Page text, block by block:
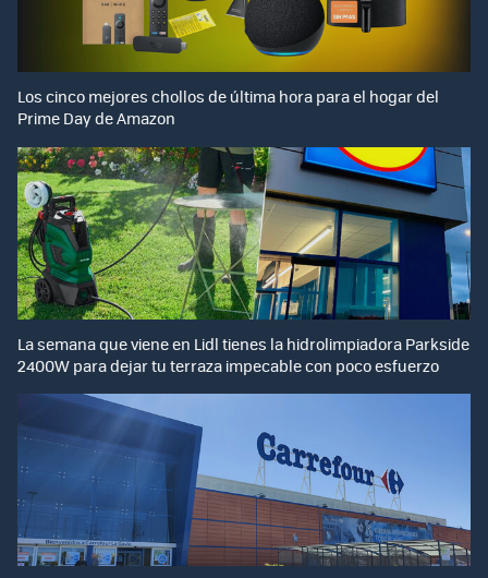
Los cinco mejores chollos de última hora para el hogar del
Prime Day de Amazon
La semana que viene en Lidl tienes la hidrolimpiadora Parkside
2400W para dejar tu terraza impecable con poco esfuerzo